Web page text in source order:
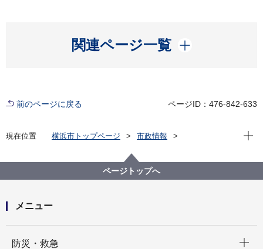
関連ページ一覧
開く
前のページに戻る ページID：476-842-633
現在位置 横浜市トップページ
市政情報
広報よこはま
現在
ページトップへ
メニュー
防災・救急